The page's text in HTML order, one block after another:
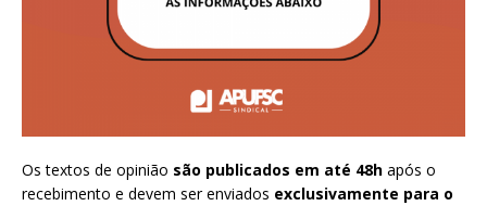
Os textos de opinião são publicados em até 48h após o
recebimento e devem ser enviados exclusivamente para o